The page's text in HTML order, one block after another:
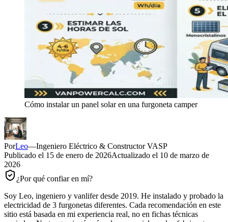
Cómo instalar un panel solar en una furgoneta camper
PorLeo—Ingeniero Eléctrico & Constructor VASP
Publicado el 15 de enero de 2026Actualizado el 10 de marzo de
2026
¿Por qué confiar en mí?
Soy Leo, ingeniero y vanlifer desde 2019. He instalado y probado la
electricidad de 3 furgonetas diferentes. Cada recomendación en este
sitio está basada en mi experiencia real, no en fichas técnicas